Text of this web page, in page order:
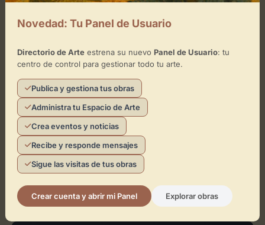
¿Eres el representante de este
espacio?
Reclámalo de forma gratuita para gestionar su
perfil, publicar exposiciones y añadir obras de
arte.
Reclamar Espacio
Novedad: Tu Panel de Usuario
Directorio de Arteestrena su nuevo Panel de Usuario: tu
centro de control para gestionar todo tu arte.
Publica y gestiona tus obras
Administra tu Espacio de Arte
Crea eventos y noticias
Recibe y responde mensajes
Sigue las visitas de tus obras
Crear cuenta y abrir mi Panel Explorar obras